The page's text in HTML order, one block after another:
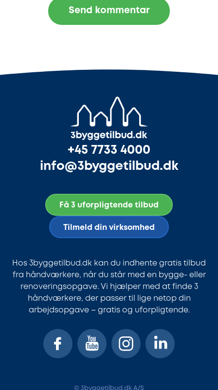
+45 7733 4000
info@3byggetilbud.dk
Få 3 uforpligtende tilbud
Tilmeld din virksomhed
Hos 3byggetilbud.dk kan du indhente gratis tilbud
fra håndværkere, når du står med en bygge- eller
renoveringsopgave. Vi hjælper med at finde 3
håndværkere, der passer til lige netop din
arbejdsopgave – gratis og uforpligtende.
© 3byggetilbud.dk A/S